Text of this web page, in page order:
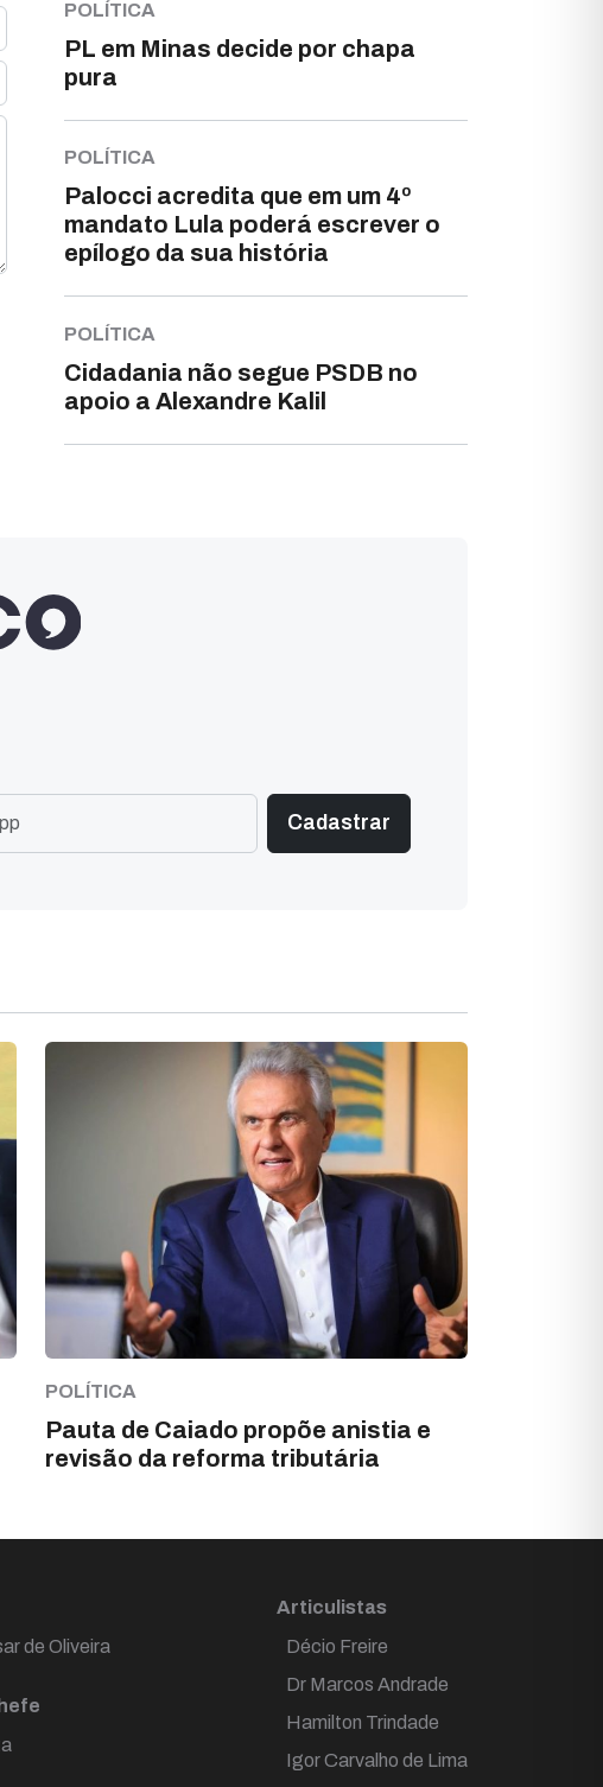
POLÍTICA
PL em Minas decide por chapa
pura
POLÍTICA
Palocci acredita que em um 4º
mandato Lula poderá escrever o
epílogo da sua história
POLÍTICA
Cidadania não segue PSDB no
apoio a Alexandre Kalil
POLÍTICA
Pauta de Caiado propõe anistia e
revisão da reforma tributária
de Oliveira
Articulistas
Décio Freire
Dr Marcos Andrade
Hamilton Trindade
Igor Carvalho de Lima